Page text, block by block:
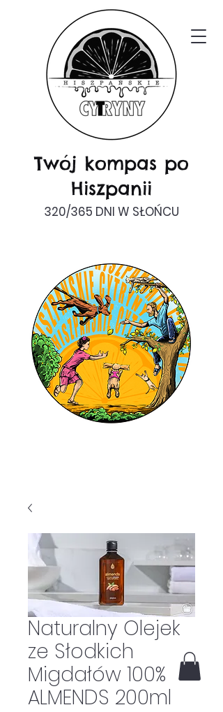
Twój kompas po
Hiszpanii
320/365 DNI W SŁOŃCU
Naturalny Olejek
ze Słodkich
Migdałów 100%
ALMENDS 200ml